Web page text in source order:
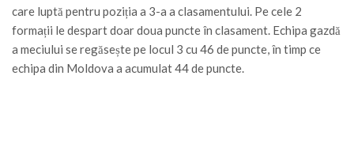
care luptă pentru poziția a 3-a a clasamentului. Pe cele 2
formații le despart doar doua puncte în clasament. Echipa gazdă
a meciului se regăsește pe locul 3 cu 46 de puncte, în timp ce
echipa din Moldova a acumulat 44 de puncte.